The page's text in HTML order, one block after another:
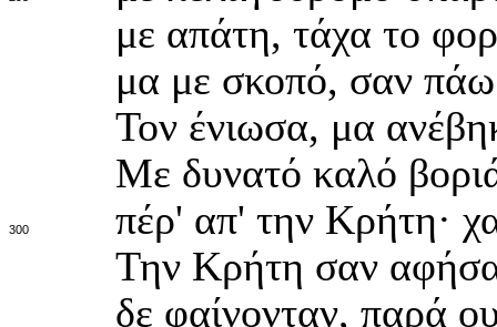
με απάτη, τάχα το
μα με σκοπό, σαν
Τον ένιωσα, μα
Με δυνατό καλό
300
πέρ' απ' την Κρήτη·
Την Κρήτη σαν
δε φαίνονταν, παρά